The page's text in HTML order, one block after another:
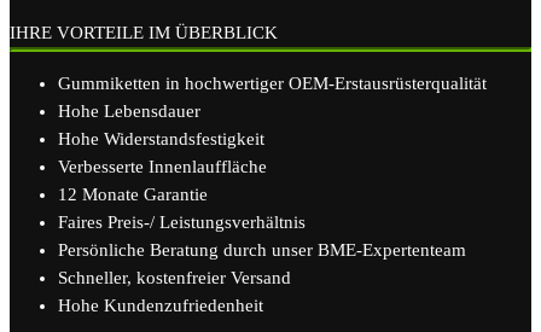
IHRE VORTEILE IM ÜBERBLICK
Gummiketten in hochwertiger OEM-Erstausrüsterqualität
Hohe Lebensdauer
Hohe Widerstandsfestigkeit
Verbesserte Innenlauffläche
12 Monate Garantie
Faires Preis-/ Leistungsverhältnis
Persönliche Beratung durch unser BME-Expertenteam
Schneller, kostenfreier Versand
Hohe Kundenzufriedenheit